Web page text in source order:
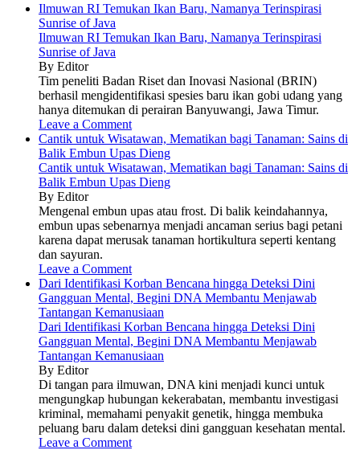
Ilmuwan RI Temukan Ikan Baru, Namanya Terinspirasi
Sunrise of Java
Ilmuwan RI Temukan Ikan Baru, Namanya Terinspirasi
Sunrise of Java
By Editor
Tim peneliti Badan Riset dan Inovasi Nasional (BRIN)
berhasil mengidentifikasi spesies baru ikan gobi udang yang
hanya ditemukan di perairan Banyuwangi, Jawa Timur.
Leave a Comment
Cantik untuk Wisatawan, Mematikan bagi Tanaman: Sains di
Balik Embun Upas Dieng
Cantik untuk Wisatawan, Mematikan bagi Tanaman: Sains di
Balik Embun Upas Dieng
By Editor
Mengenal embun upas atau frost. Di balik keindahannya,
embun upas sebenarnya menjadi ancaman serius bagi petani
karena dapat merusak tanaman hortikultura seperti kentang
dan sayuran.
Leave a Comment
Dari Identifikasi Korban Bencana hingga Deteksi Dini
Gangguan Mental, Begini DNA Membantu Menjawab
Tantangan Kemanusiaan
Dari Identifikasi Korban Bencana hingga Deteksi Dini
Gangguan Mental, Begini DNA Membantu Menjawab
Tantangan Kemanusiaan
By Editor
Di tangan para ilmuwan, DNA kini menjadi kunci untuk
mengungkap hubungan kekerabatan, membantu investigasi
kriminal, memahami penyakit genetik, hingga membuka
peluang baru dalam deteksi dini gangguan kesehatan mental.
Leave a Comment